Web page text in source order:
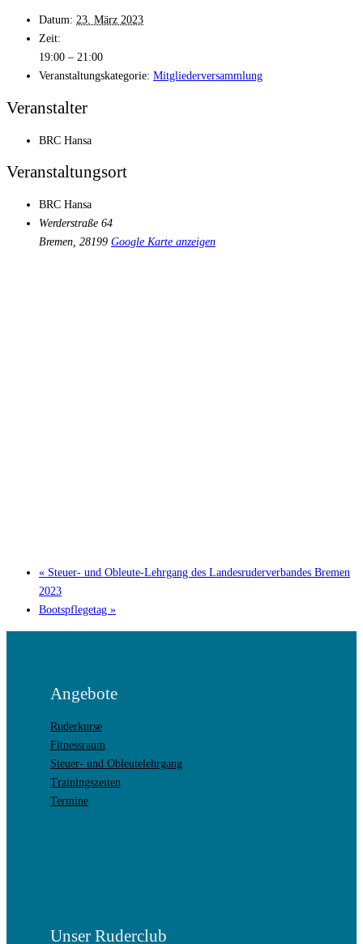
Datum: 23. März 2023
Zeit:
19:00 – 21:00
Veranstaltungskategorie: Mitgliederversammlung
Veranstalter
BRC Hansa
Veranstaltungsort
BRC Hansa
Werderstraße 64
Bremen 28199 Google Karte anzeigen
« Steuer- und Obleute-Lehrgang des Landesruderverbandes Bremen
2023
Bootspflegetag »
Angebote
Ruderkurse
Fitnessraum
Steuer- und Obleutelehrgang
Trainingszeiten
Termine
Unser Ruderclub